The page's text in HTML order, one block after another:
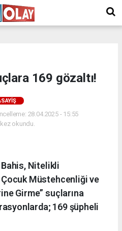
169 gözaltı!
28.04.2025 - 15:55
okundu.
Bahis, Nitelikli
Çocuk Müstehcenliği ve
Girme” suçlarına
169 şüpheli